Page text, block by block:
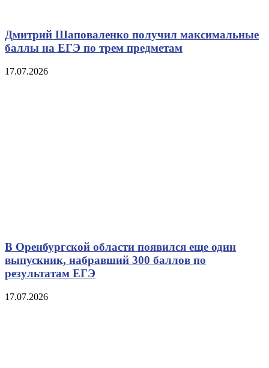
Дмитрий Шаповаленко получил максимальные
баллы на ЕГЭ по трем предметам
17.07.2026
В Оренбургской области появился еще один
выпускник, набравший 300 баллов по
результатам ЕГЭ
17.07.2026